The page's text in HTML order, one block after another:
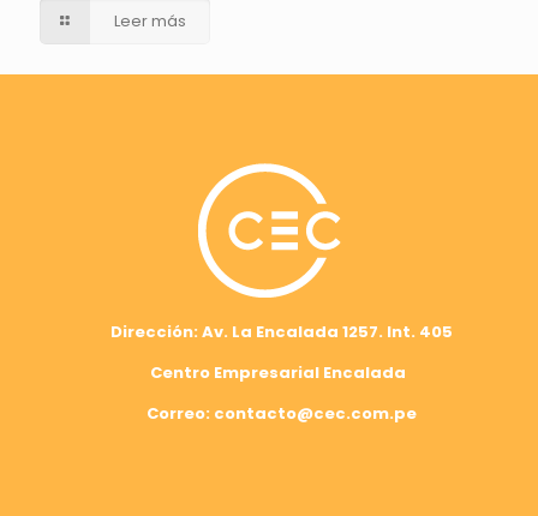
Leer más
Dirección: Av. La Encalada 1257. Int. 405
Centro Empresarial Encalada
Correo: contacto@cec.com.pe